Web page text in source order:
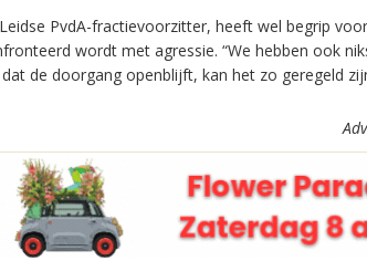
PvdA-fractievoorzitter, heeft wel begrip
wordt met agressie. “We hebben ook
de doorgang openblijft, kan het zo geregeld